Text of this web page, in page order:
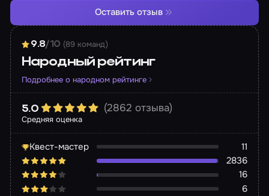
9.8/10 (89 команд)
Народный рейтинг
Подробнее о народном рейтинге
Средняя оценка
5.0 (2862 отзыва)
Квест-мастер
11
2836
16
6
Оставить отзыв